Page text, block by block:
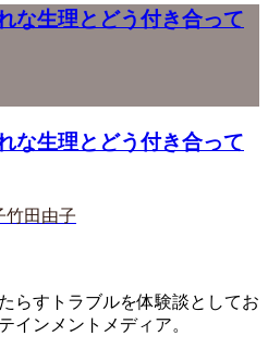
な生理とどう付き合って
な生理とどう付き合って
竹田由子
らすトラブルを体験談としてお
インメントメディア。